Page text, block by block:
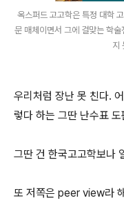
옥스퍼드 고고학은 특정 대학
문 매체이면서 그에 걸맞는 학
지
우리처럼 장난 못 친다.
렇다 하는 그딴 난수표
그딴 건 한국고고학보나
또 저쪽은 peer view라